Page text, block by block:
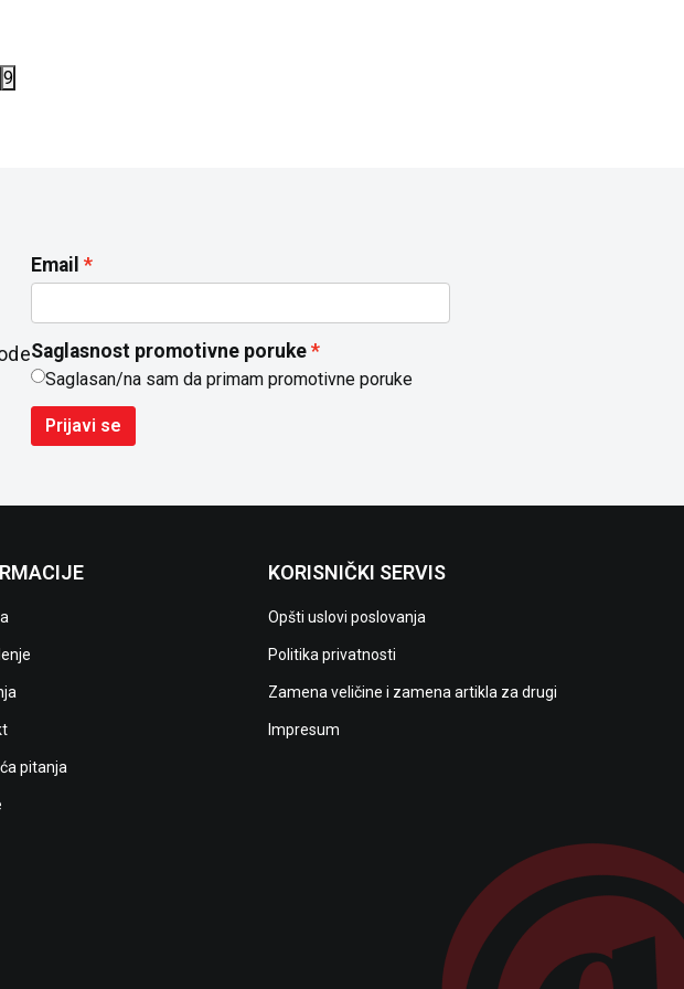
9
Email
Saglasnost promotivne poruke
Saglasan/na sam da primam promotivne poruke
Prijavi se
pitanja
KORISNIČKI SERVIS
Opšti uslovi poslovanja
Politika privatnosti
Zamena veličine i zamena artikla za drugi
Impresum